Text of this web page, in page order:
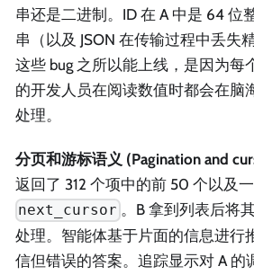
串还是二进制。ID 在 A 中是 64 位
串（以及 JSON 在传输过程中丢失
这些 bug 之所以能上线，是因为每
的开发人员在阅读数值时都会在脑
处理。
分页和游标语义 (Pagination and
返回了 312 个项中的前 50 个以及
next_cursor 。B 拿到列表后将
处理。智能体基于片面的信息进行
信但错误的答案。追踪显示对 A 的